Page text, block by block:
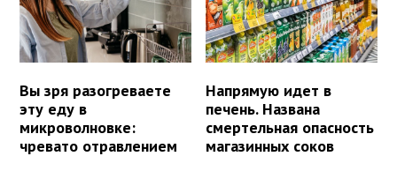
Вы зря разогреваете
эту еду в
микроволновке:
чревато отравлением
Напрямую идет в
печень. Названа
смертельная опасность
магазинных соков